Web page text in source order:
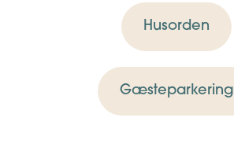
Husorden
Gæsteparkering